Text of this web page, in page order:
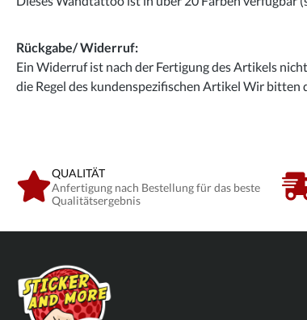
Rückgabe/ Widerruf:
Ein Widerruf ist nach der Fertigung des Artikels
die Regel des kundenspezifischen Artikel Wir bitten
QUALITÄT
Anfertigung nach Bestellung für das beste
Qualitätsergebnis